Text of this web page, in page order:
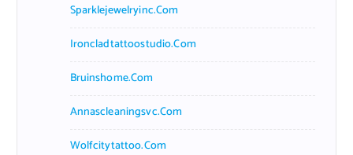
Sparklejewelryinc.com
Ironcladtattoostudio.com
Bruinshome.com
Annascleaningsvc.com
Wolfcitytattoo.com